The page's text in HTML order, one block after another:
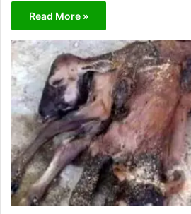
Read More »